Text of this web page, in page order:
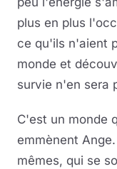
plus en plus
ce qu'ils n'aient
monde et
survie n'en sera
C'est un monde
emmènent
mêmes, qui se